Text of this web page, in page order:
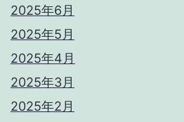
2025年6月
2025年5月
2025年4月
2025年3月
2025年2月